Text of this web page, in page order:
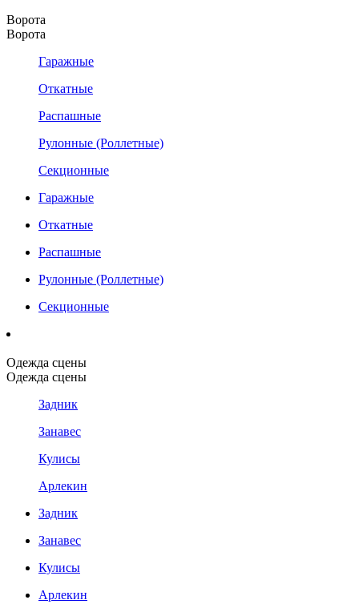
Ворота
Ворота
Гаражные
Откатные
Распашные
Рулонные (Роллетные)
Секционные
Гаражные
Откатные
Распашные
Рулонные (Роллетные)
Секционные
Одежда сцены
Одежда сцены
Задник
Занавес
Кулисы
Арлекин
Задник
Занавес
Кулисы
Арлекин